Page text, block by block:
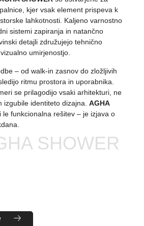
SHOWER
kjer vsak element prispeva k
lahkotnosti. Kaljeno varnostno
sistemi zapiranja in natančno
detajli združujejo tehnično
umirjenostjo.
– od walk-in zasnov do zložljivih
ritmu prostora in uporabnika.
se prilagodijo vsaki arhitekturi, ne
izgubile identiteto dizajna. AGHA
funkcionalna rešitev – je izjava o